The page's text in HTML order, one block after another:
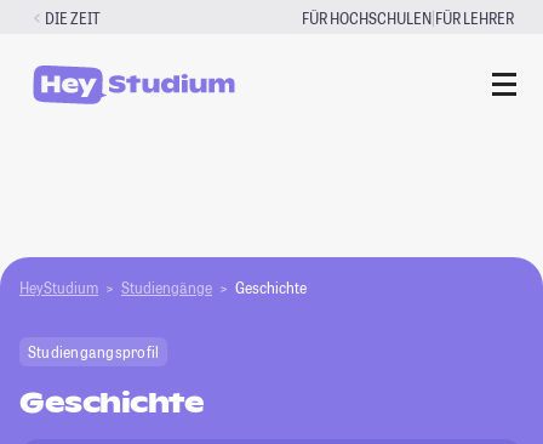
Zum
springen
DIE ZEIT FÜR HOCHSCHULEN|FÜR LEHRER
HeyStudium Studiengänge Geschichte
Studiengangsprofil
Geschichte